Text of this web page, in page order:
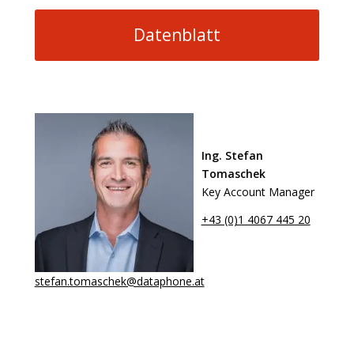
Datenblatt
Ing. Stefan
Tomaschek
Key Account Manager
+43 (0)1 4067 445 20
stefan.tomaschek@dataphone.at